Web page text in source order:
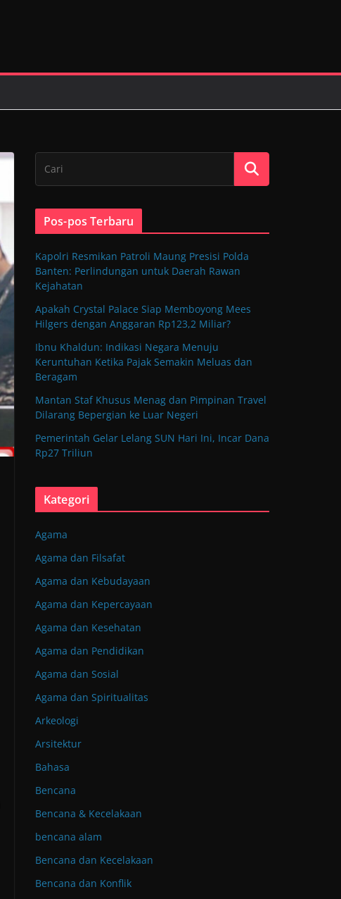
Pos-pos Terbaru
Kapolri Resmikan Patroli Maung Presisi Polda
Banten: Perlindungan untuk Daerah Rawan
Kejahatan
Apakah Crystal Palace Siap Memboyong Mees
Hilgers dengan Anggaran Rp123,2 Miliar?
Ibnu Khaldun: Indikasi Negara Menuju
Keruntuhan Ketika Pajak Semakin Meluas dan
Beragam
Mantan Staf Khusus Menag dan Pimpinan Travel
Dilarang Bepergian ke Luar Negeri
Pemerintah Gelar Lelang SUN Hari Ini, Incar Dana
Rp27 Triliun
Kategori
Agama
Agama dan Filsafat
Agama dan Kebudayaan
Agama dan Kepercayaan
Agama dan Kesehatan
Agama dan Pendidikan
Agama dan Sosial
Agama dan Spiritualitas
Arkeologi
Arsitektur
Bahasa
Bencana
Bencana & Kecelakaan
bencana alam
Bencana dan Kecelakaan
Bencana dan Konflik